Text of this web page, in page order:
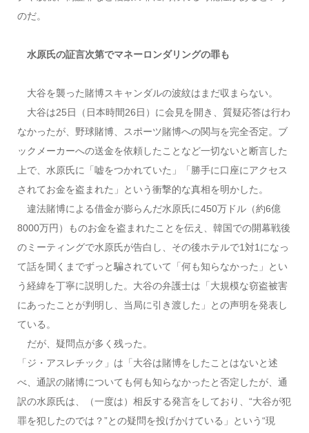
のだ。
水原氏の証言次第でマネーロンダリングの罪も
大谷を襲った賭博スキャンダルの波紋はまだ収まらない。
大谷は25日（日本時間26日）に会見を開き、質疑応答は行わ
なかったが、野球賭博、スポーツ賭博への関与を完全否定。ブ
ックメーカーへの送金を依頼したことなど一切ないと断言した
上で、水原氏に「嘘をつかれていた」「勝手に口座にアクセス
されてお金を盗まれた」という衝撃的な真相を明かした。
違法賭博による借金が膨らんだ水原氏に450万ドル（約6億
8000万円）ものお金を盗まれたことを伝え、韓国での開幕戦後
のミーティングで水原氏が告白し、その後ホテルで1対1になっ
て話を聞くまでずっと騙されていて「何も知らなかった」とい
う経緯を丁寧に説明した。大谷の弁護士は「大規模な窃盗被害
にあったことが判明し、当局に引き渡した」との声明を発表し
ている。
だが、疑問点が多く残った。
「ジ・アスレチック」は「大谷は賭博をしたことはないと述
べ、通訳の賭博についても何も知らなかったと否定したが、通
訳の水原氏は、（一度は）相反する発言をしており、“大谷が犯
罪を犯したのでは？”との疑問を投げかけている」という“現